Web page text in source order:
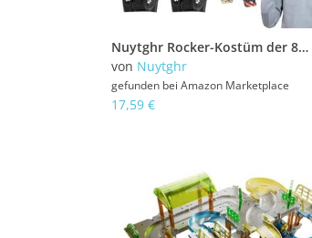
Nuytghr Rocker-Kostüm der 80er-Jahre, Schwermetall-Cosplay-Outfit – Punk-Stil mit Sonnenbrille, Perücke für Outdoor, Party, Urlaub, Musikfestival, Bühnenaufführung, Halloween, Veranstaltungen
von Nuytghr
gefunden bei Amazon Marketplace
17,59 €